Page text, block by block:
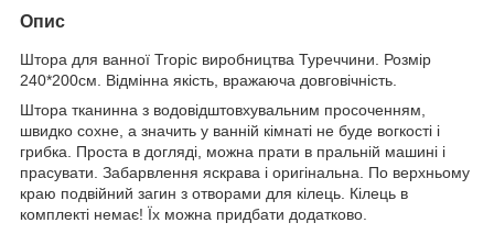
Опис
Штора для ванної Tropic виробництва Туреччини. Розмір
240*200см. Відмінна якість, вражаюча довговічність.
Штора тканинна з водовідштовхувальним просоченням,
швидко сохне, а значить у ванній кімнаті не буде вогкості і
грибка. Проста в догляді, можна прати в пральній машині і
прасувати. Забарвлення яскрава і оригінальна. По верхньому
краю подвійний загин з отворами для кілець. Кілець в
комплекті немає! Їх можна придбати додатково.